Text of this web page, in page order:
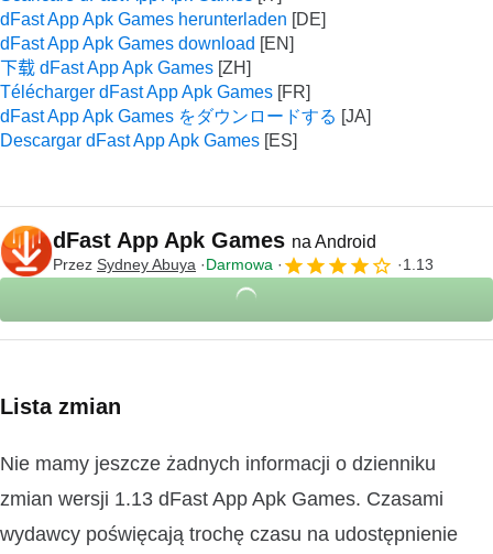
dFast App Apk Games herunterladen
dFast App Apk Games download
下载 dFast App Apk Games
Télécharger dFast App Apk Games
dFast App Apk Games をダウンロードする
Descargar dFast App Apk Games
dFast App Apk Games na Android
Przez Sydney Abuya Darmowa 1.13
Lista zmian
Nie mamy jeszcze żadnych informacji o dzienniku
zmian wersji 1.13 dFast App Apk Games. Czasami
wydawcy poświęcają trochę czasu na udostępnienie